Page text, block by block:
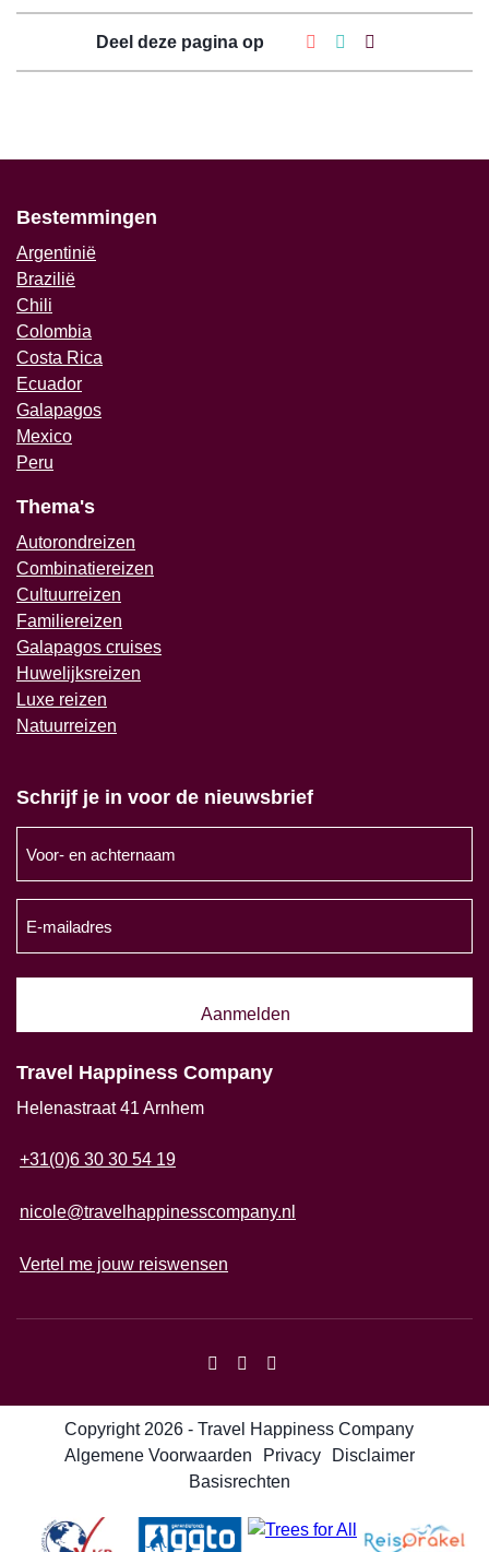
Deel deze pagina op
Bestemmingen
Argentinië
Brazilië
Chili
Colombia
Costa Rica
Ecuador
Galapagos
Mexico
Peru
Thema's
Autorondreizen
Combinatiereizen
Cultuurreizen
Familiereizen
Galapagos cruises
Huwelijksreizen
Luxe reizen
Natuurreizen
Schrijf je in voor de nieuwsbrief
en
(Vereist)
mailadres
Travel Happiness Company
Helenastraat 41 Arnhem
+31(0)6 30 30 54 19
nicole@travelhappinesscompany.nl
Vertel me jouw reiswensen
Copyright 2026 - Travel Happiness Company
Algemene Voorwaarden
Privacy
Disclaimer
Basisrechten